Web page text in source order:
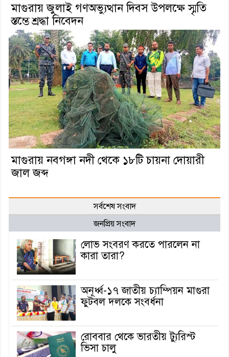
মাগুরায় জুলাই গণঅভ্যুত্থান দিবস উপলক্ষে স্মৃতি
স্তম্ভে শ্রদ্ধা নিবেদন
মাগুরায় নবগঙ্গা নদী থেকে ১৮টি চায়না দোয়ারী
জাল জব্দ
সর্বশেষ সংবাদ
জনপ্রিয় সংবাদ
লোভ সংবরণ করতে পারলেন না
কারা তারা?
অনূর্ধ্ব-১৭ জাতীয় চ্যাম্পিয়ন মাগুরা
ফুটবল দলকে সংবর্ধনা
রোববার থেকে ভারতীয় ট্যুরিস্ট
ভিসা চালু